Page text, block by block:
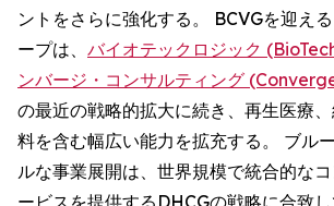
ントをさらに強化する。 BCVGを迎え
ープは、 バイオテックロジック
ンバージ・コンサルティング
の最近の戦略的拡大に続き、再生医療
料を含む幅広い能力を拡充する。 ブル
ルな事業展開は、世界規模で統合的な
ービスを提供するDHCGの戦略に合致し